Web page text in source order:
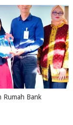
Rumah Bank